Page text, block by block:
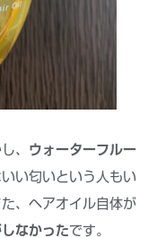
、 ウォーターフルー
い匂いという人もい
、ヘアオイル自体が
なかったです。